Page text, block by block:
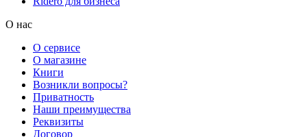
О нас
О сервисе
О магазине
Книги
Возникли вопросы?
Приватность
Наши преимущества
Реквизиты
Договор